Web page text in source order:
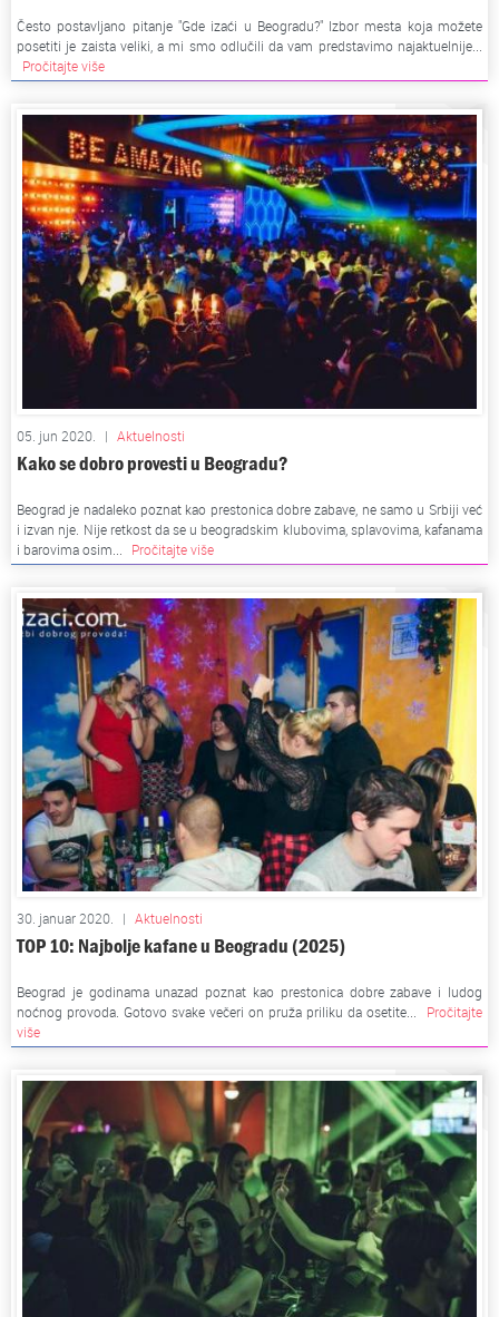
Često postavljano pitanje "Gde izaći u Beogradu?" Izbor mesta koja možete
posetiti je zaista veliki, a mi smo odlučili da vam predstavimo najaktuelnije...
Pročitajte više
05. jun 2020. | Aktuelnosti
Kako se dobro provesti u Beogradu?
Beograd je nadaleko poznat kao prestonica dobre zabave, ne samo u Srbiji već
i izvan nje. Nije retkost da se u beogradskim klubovima, splavovima, kafanama
i barovima osim...
Pročitajte više
30. januar 2020. | Aktuelnosti
TOP 10: Najbolje kafane u Beogradu (2025)
Beograd je godinama unazad poznat kao prestonica dobre zabave i ludog
noćnog provoda. Gotovo svake večeri on pruža priliku da osetite...
Pročitajte
više